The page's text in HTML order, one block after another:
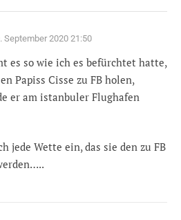
September 2020 21:50
es so wie ich es befürchtet hatte,
Papiss Cisse zu FB holen,
er am istanbuler Flughafen
jede Wette ein, das sie den zu FB